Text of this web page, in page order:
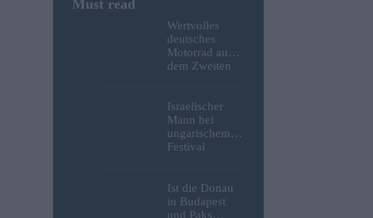
Wertvolles
deutsches
Motorrad aus
dem Zweiten
Überreste und
Sprengstoff aus
der Donau in
Budapest
Israelischer
Mann bei
ungarischem
Festival
Ist die Donau
in Budapest
und Paks